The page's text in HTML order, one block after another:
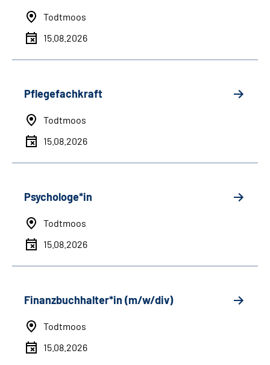
Todtmoos
15.08.2026
Pflegefachkraft
Todtmoos
15.08.2026
Psychologe*in
Todtmoos
15.08.2026
Finanzbuchhalter*in (m/w/div)
Todtmoos
15.08.2026